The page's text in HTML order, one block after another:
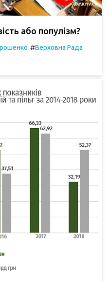
або популізм?
#Верховна Рада